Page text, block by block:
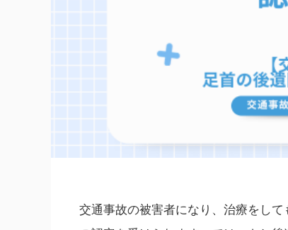
交通事故の被害者になり、治療をし